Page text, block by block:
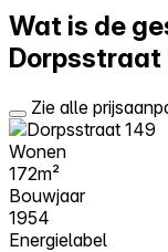
Reviews
Prijzen
Probeer Walter gratis
Wat is de
Dorpsstraat
Zie alle
Wonen
172m²
Bouwjaar
1954
Energielabel